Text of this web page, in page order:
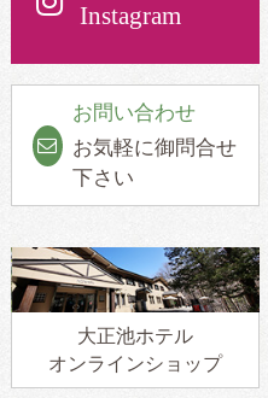
Instagram
お問い合わせ
お気軽に御問合せ
下さい
大正池ホテル
オンラインショップ